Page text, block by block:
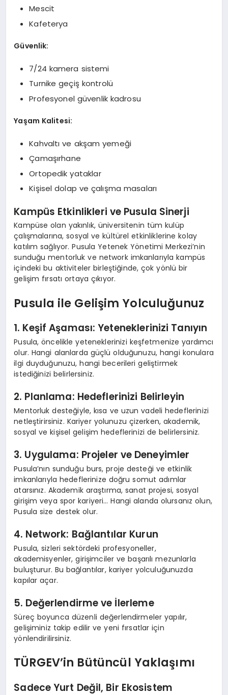
Mescit
Kafeterya
Güvenlik:
7/24 kamera sistemi
Turnike geçiş kontrolü
Profesyonel güvenlik kadrosu
Yaşam Kalitesi:
Kahvaltı ve akşam yemeği
Çamaşırhane
Ortopedik yataklar
Kişisel dolap ve çalışma masaları
Kampüs Etkinlikleri ve Pusula Sinerji
Kampüse olan yakınlık, üniversitenin tüm kulüp
çalışmalarına, sosyal ve kültürel etkinliklerine kolay
katılım sağlıyor. Pusula Yetenek Yönetimi Merkezi’nin
sunduğu mentorluk ve network imkanlarıyla kampüs
içindeki bu aktiviteler birleştiğinde, çok yönlü bir
gelişim fırsatı ortaya çıkıyor.
Pusula ile Gelişim Yolculuğunuz
1. Keşif Aşaması: Yeteneklerinizi Tanıyın
Pusula, öncelikle yeteneklerinizi keşfetmenize yardımcı
olur. Hangi alanlarda güçlü olduğunuzu, hangi konulara
ilgi duyduğunuzu, hangi becerileri geliştirmek
istediğinizi belirlersiniz.
2. Planlama: Hedeflerinizi Belirleyin
Mentorluk desteğiyle, kısa ve uzun vadeli hedeflerinizi
netleştirirsiniz. Kariyer yolunuzu çizerken, akademik,
sosyal ve kişisel gelişim hedeflerinizi de belirlersiniz.
3. Uygulama: Projeler ve Deneyimler
Pusula’nın sunduğu burs, proje desteği ve etkinlik
imkanlarıyla hedeflerinize doğru somut adımlar
atarsınız. Akademik araştırma, sanat projesi, sosyal
girişim veya spor kariyeri… Hangi alanda olursanız olun,
Pusula size destek olur.
4. Network: Bağlantılar Kurun
Pusula, sizleri sektördeki profesyoneller,
akademisyenler, girişimciler ve başarılı mezunlarla
buluşturur. Bu bağlantılar, kariyer yolculuğunuzda
kapılar açar.
5. Değerlendirme ve İlerleme
Süreç boyunca düzenli değerlendirmeler yapılır,
gelişiminiz takip edilir ve yeni fırsatlar için
yönlendirilirsiniz.
TÜRGEV’in Bütüncül Yaklaşımı
Sadece Yurt Değil, Bir Ekosistem